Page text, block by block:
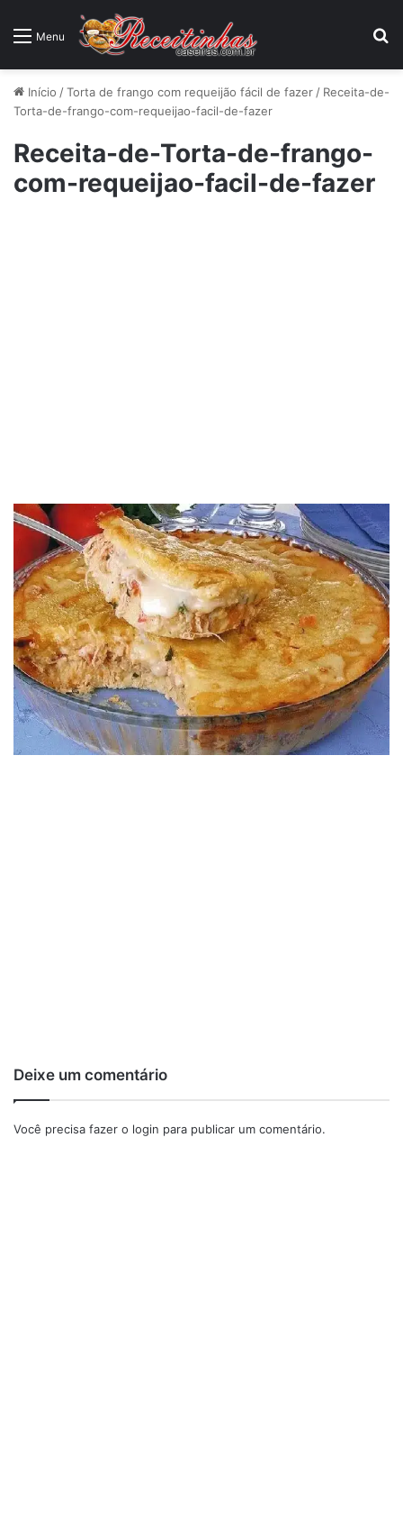
Menu
Início /Torta de frango com requeijão fácil de fazer / Receita-de-
Torta-de-frango-com-requeijao-facil-de-fazer
Receita-de-Torta-de-frango-
com-requeijao-facil-de-fazer
Deixe um comentário
Você precisa fazer o login para publicar um comentário.